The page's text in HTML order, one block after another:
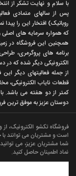
با سلام و نهايت تشکر از
پس از سالهای متمادی
روباتيک) افتخار اين را
که همواره سرمايه های اصلی
همچنين اين فروشگاه در
برنامه های پروگرمری،
الکترونيکی ديگر شده که در
از جمله فعاليتهای ديگر
قطعات ناياب الکترونيکی،
کمتر از دو هفته می باشد.
دوستان عزيز به موفق ترين
فروشگاه تکشو الکترونیک،
است و مشتریان می توانند با
شما مشتریان عزیز، می
نماد اطمینان حاصل کنید.